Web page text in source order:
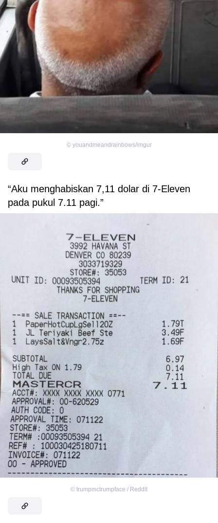
© youandmeandrainbows/imgur
“Aku menghabiskan 7,11 dolar di 7-Eleven
pada pukul 7.11 pagi.”
© trumpmctrumpface / Reddit